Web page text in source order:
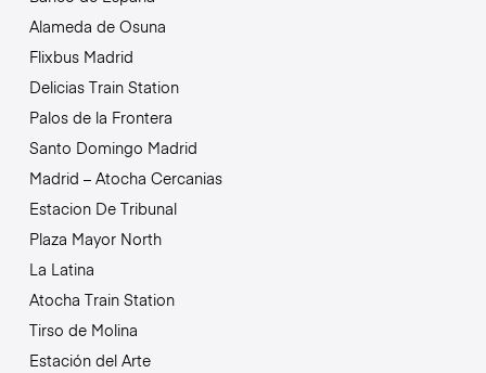
Alameda de Osuna
Flixbus Madrid
Delicias Train Station
Palos de la Frontera
Santo Domingo Madrid
Madrid – Atocha Cercanias
Estacion De Tribunal
Plaza Mayor North
La Latina
Atocha Train Station
Tirso de Molina
Estación del Arte